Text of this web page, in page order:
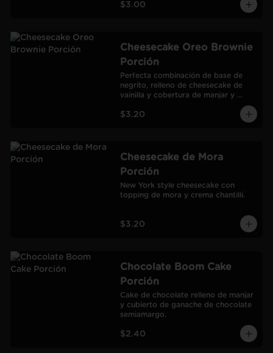
$3.00
Cheesecake Oreo Brownie
Porción
Perfecta combinación de base de
negrito, relleno de cheesecake de
vainilla y cobertura de manjar y
$3.20
Cheesecake de Mora
Porción
New York style cheesecake con
topping de mora y crema chantillí.
$3.20
Chocolate Boom Cake
Porción
Cake de chocolate relleno de manjar
y cubierto de ganache de chocolate
semiamargo.
$2.40